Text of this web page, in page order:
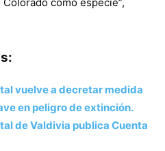
vuelve a decretar medida
en peligro de extinción.
de Valdivia publica Cuenta